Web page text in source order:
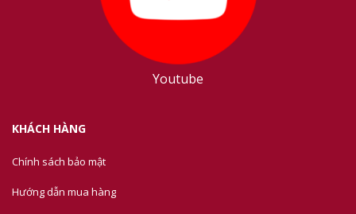
Youtube
KHÁCH HÀNG
Chính sách bảo mật
Hướng dẫn mua hàng